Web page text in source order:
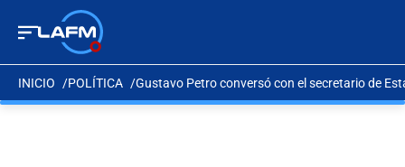
INICIO POLÍTICA Gustavo Petro conversó con el secretario de